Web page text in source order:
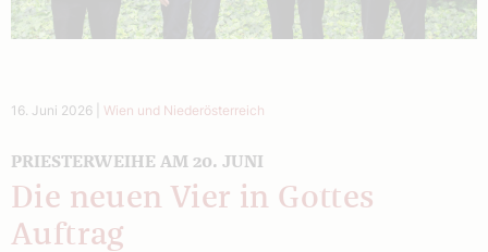
16. Juni 2026 Wien und Niederösterreich
PRIESTERWEIHE AM 20. JUNI
Die neuen Vier in Gottes
Auftrag